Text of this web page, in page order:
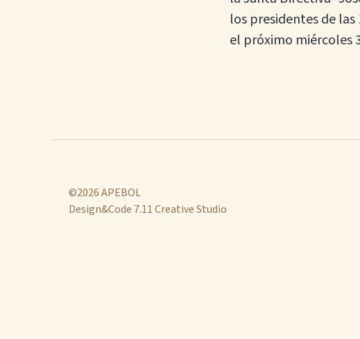
los presidentes de
el próximo miércoles
©2026 APEBOL
Design&Code 7.11 Creative Studio